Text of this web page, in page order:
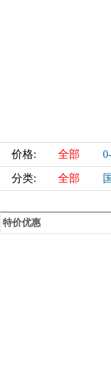
价格: 全部
分类: 全部
特价优惠